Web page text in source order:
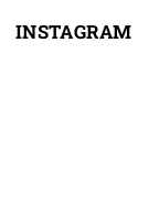
INSTAGRAM